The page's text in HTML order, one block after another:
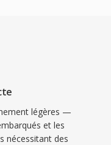
légères —
et les
nécessitant des